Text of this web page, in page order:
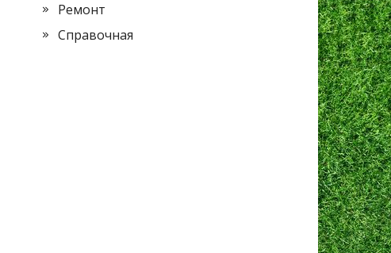
Ремонт
Справочная